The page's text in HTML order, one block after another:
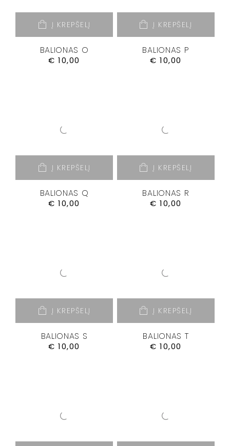
Į KREPŠELĮ
BALIONAS O
€ 10,00
Į KREPŠELĮ
BALIONAS P
€ 10,00
Į KREPŠELĮ
BALIONAS Q
€ 10,00
Į KREPŠELĮ
BALIONAS R
€ 10,00
Į KREPŠELĮ
BALIONAS S
€ 10,00
Į KREPŠELĮ
BALIONAS T
€ 10,00